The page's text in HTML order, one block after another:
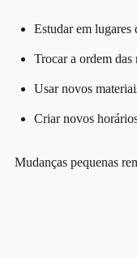
Estudar em lugares
Trocar a ordem das
Usar novos
Criar novos
Mudanças pequenas